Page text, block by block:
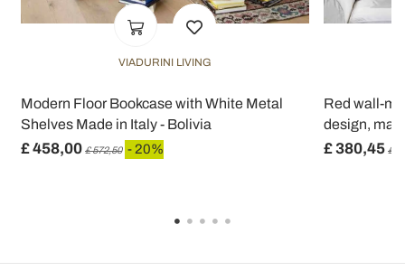
VIADURINI LIVING
Modern Floor Bookcase with White Metal
Shelves Made in Italy - Bolivia
£ 458,00 £ 572,50 - 20%
Red wall-
design,
£ 380,45 £